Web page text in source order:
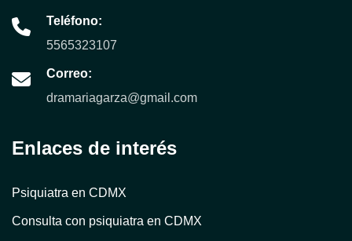
Teléfono:
5565323107
Correo:
dramariagarza@gmail.com
Enlaces de interés
Psiquiatra en CDMX
Consulta con psiquiatra en CDMX